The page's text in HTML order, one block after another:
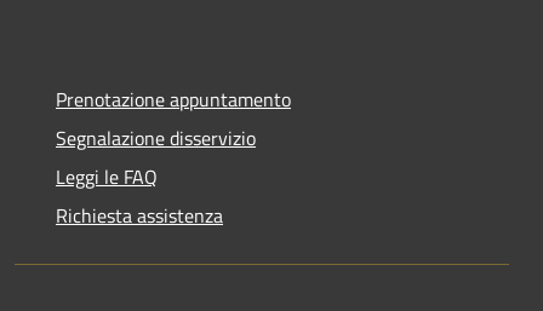
Prenotazione appuntamento
Segnalazione disservizio
Leggi le FAQ
Richiesta assistenza